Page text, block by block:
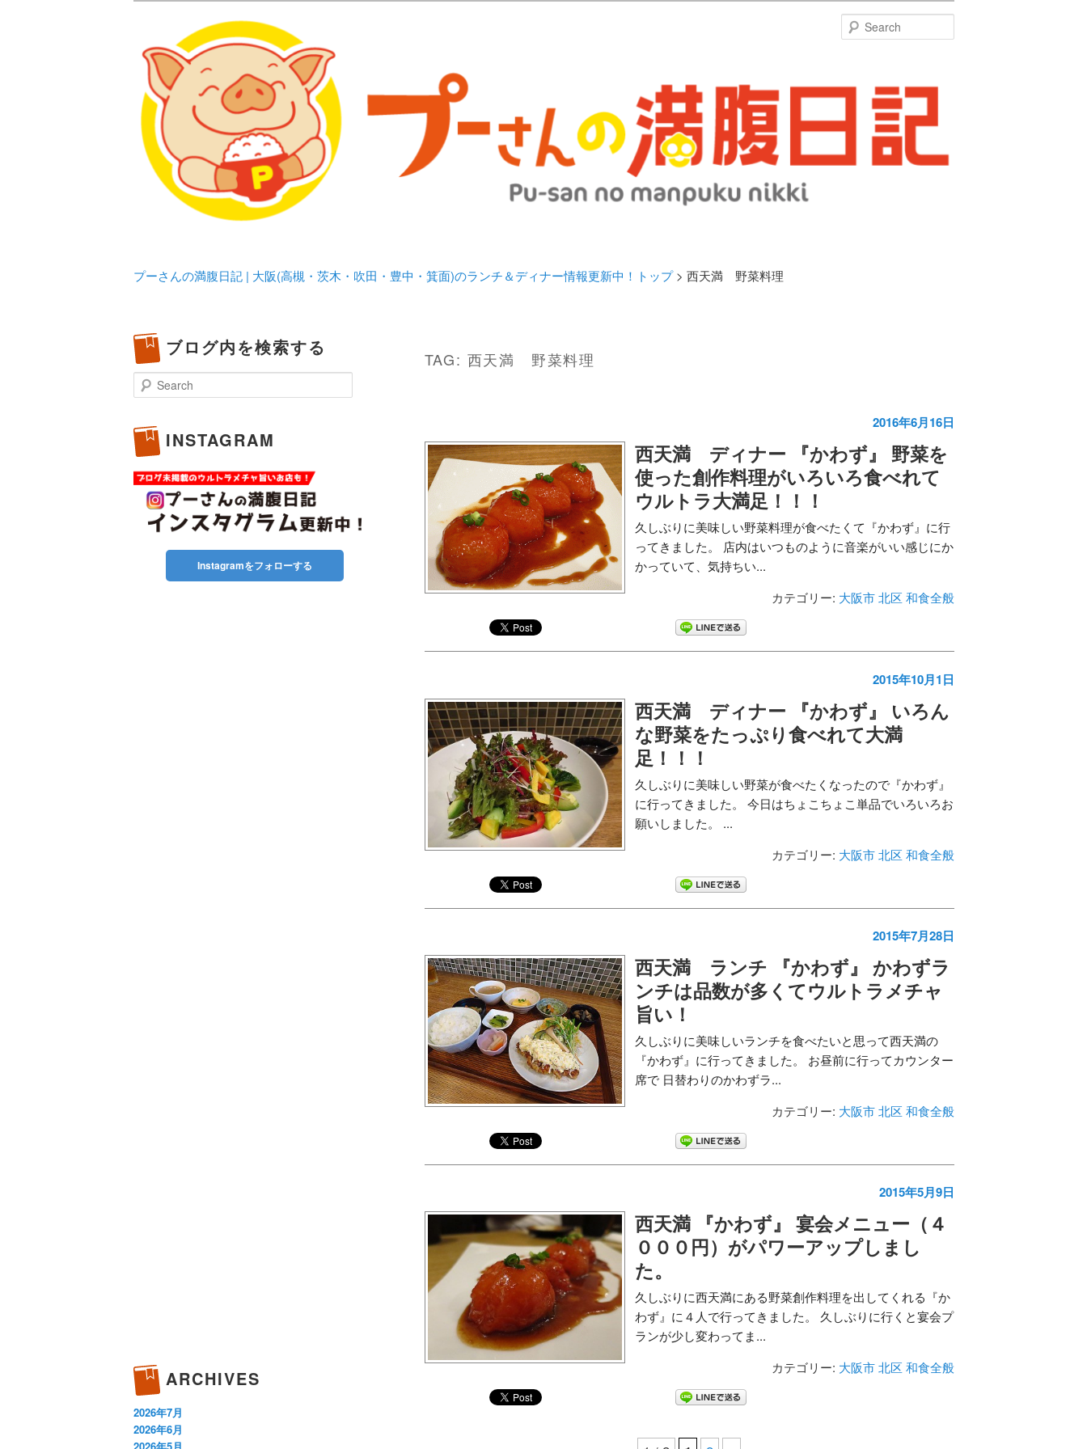
プーさんの満腹日記 | 大阪(高槻・茨木・吹田・
豊中・箕面)のランチ＆ディナー情報更新中！
化してます。
プーさんの満腹日記 | 大阪(高槻・茨木・吹田・豊中・箕面)のランチ＆ディナー情報更新中！トップ> 西天満 野菜料理
TAG: 西天満 野菜料理
2016年6月16日
西天満 ディナー 『かわず』 野菜を
使った創作料理がいろいろ食べれて
ウルトラ大満足！！！
久しぶりに美味しい野菜料理が食べたくて『かわず』に行
ってきました。 店内はいつものように音楽がいい感じにか
かっていて、気持ちい...
カテゴリー: 大阪市 北区 和食全般
2015年10月1日
西天満 ディナー 『かわず』 いろん
な野菜をたっぷり食べれて大満
足！！！
久しぶりに美味しい野菜が食べたくなったので『かわず』
に行ってきました。 今日はちょこちょこ単品でいろいろお
願いしました。 ...
カテゴリー: 大阪市 北区 和食全般
2015年7月28日
西天満 ランチ 『かわず』 かわずラ
ンチは品数が多くてウルトラメチャ
旨い！
久しぶりに美味しいランチを食べたいと思って西天満の
『かわず』に行ってきました。 お昼前に行ってカウンター
席で 日替わりのかわずラ...
カテゴリー: 大阪市 北区 和食全般
2015年5月9日
西天満 『かわず』 宴会メニュー（４
０００円）がパワーアップしまし
た。
久しぶりに西天満にある野菜創作料理を出してくれる『か
わず』に４人で行ってきました。 久しぶりに行くと宴会プ
ランが少し変わってま...
カテゴリー: 大阪市 北区 和食全般
ブログ内を検索する
Search
INSTAGRAM
Instagramをフォローする
ARCHIVES
2026年7月
2026年6月